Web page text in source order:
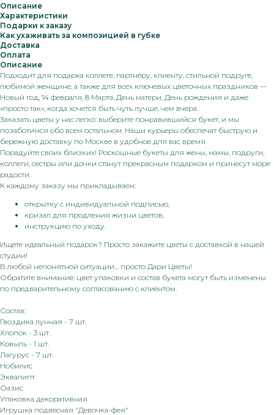
Описание
Характеристики
Подарки к заказу
Как ухаживать за композицией в губке
Доставка
Оплата
Описание
Подходит для подарка коллеге, партнёру, клиенту, стильной подруге,
любимой женщине, а также для всех ключевых цветочных праздников —
Новый год, 14 февраля, 8 Марта, День матери, День рождения и даже
«просто так», когда хочется быть чуть лучше, чем вчера.
Заказать цветы у нас легко: выберите понравившийся букет, и мы
позаботимся обо всем остальном. Наши курьеры обеспечат быструю и
бережную доставку по Москве в удобное для вас время.
Порадуйте своих близких! Роскошные букеты для жены, мамы, подруги,
коллеги, сестры или дочки станут прекрасным подарком и принесут море
радости.
К каждому заказу мы прикладываем:
открытку с индивидуальной подписью,
кризал для продления жизни цветов,
инструкцию по уходу.
Ищете идеальный подарок? Просто закажите цветы с доставкой в нашей
студии!
В любой непонятной ситуации… просто Дари Цветы!
Обратите внимание: цвет упаковки и состав букета могут быть изменены
по предварительному согласованию с клиентом.
Состав:
Гвоздика лунная - 7 шт.
Хлопок - 3 шт.
Ковыль - 1 шт.
Лагурус - 7 шт.
Нобилис
Эквалипт
Оазис
Упаковка декоративная
Игрушка подвесная "Девочка-фея"